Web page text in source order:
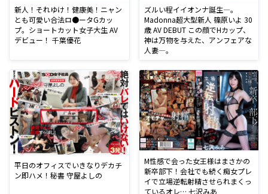
新人！それゆけ！健康美！ニャン
とも可愛い合法ロ●ータGカッ
プ。ショートカット女子大生 AV
デビュー！ 千葉優花
ズルい程イイオンナ誕生―。
Madonna超大型新人 篠原いよ 30
歳 AV DEBUT この顔でHカップ、
神は万物を与えた、アンフェアな
人妻―。
平日のオフィスでいきなりデカチ
ン即ハメ！秘書 守屋よしの
M性感で会った女王様はまさかの
新卒部下！会社でも続く痴女プレ
イで立場逆転射精させられまくっ
ているオレ… 七沢みあ